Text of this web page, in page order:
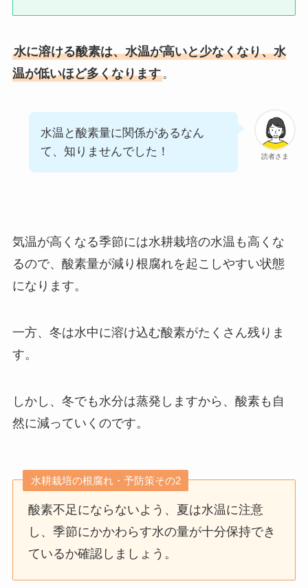
水に溶ける酸素は、水温が高いと少なくなり、水
温が低いほど多くなります。
読者さま
水温と酸素量に関係があるなん
て、知りませんでした！
気温が高くなる季節には水耕栽培の水温も高くな
るので、酸素量が減り根腐れを起こしやすい状態
になります。
一方、冬は水中に溶け込む酸素がたくさん残りま
す。
しかし、冬でも水分は蒸発しますから、酸素も自
然に減っていくのです。
水耕栽培の根腐れ・予防策その2
酸素不足にならないよう、夏は水温に注意
し、季節にかかわらす水の量が十分保持でき
ているか確認しましょう。